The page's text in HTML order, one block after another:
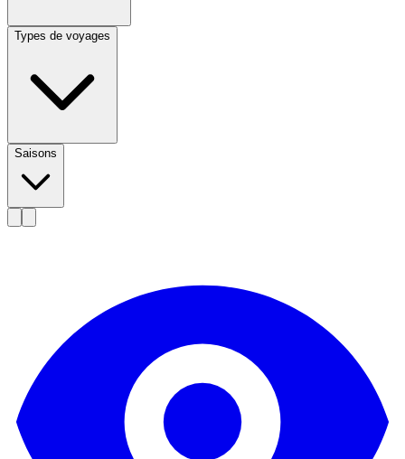
Types de voyages
Saisons